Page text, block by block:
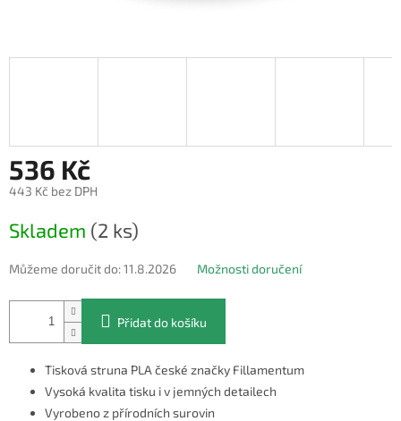
536 Kč
443 Kč bez DPH
cena:
Skladem (2 ks)
Můžeme doručit do:11.8.2026 Možnosti doručení
Přidat do košíku
Tisková struna PLA české značky Fillamentum
Vysoká kvalita tisku i v jemných detailech
Vyrobeno z přírodních surovin